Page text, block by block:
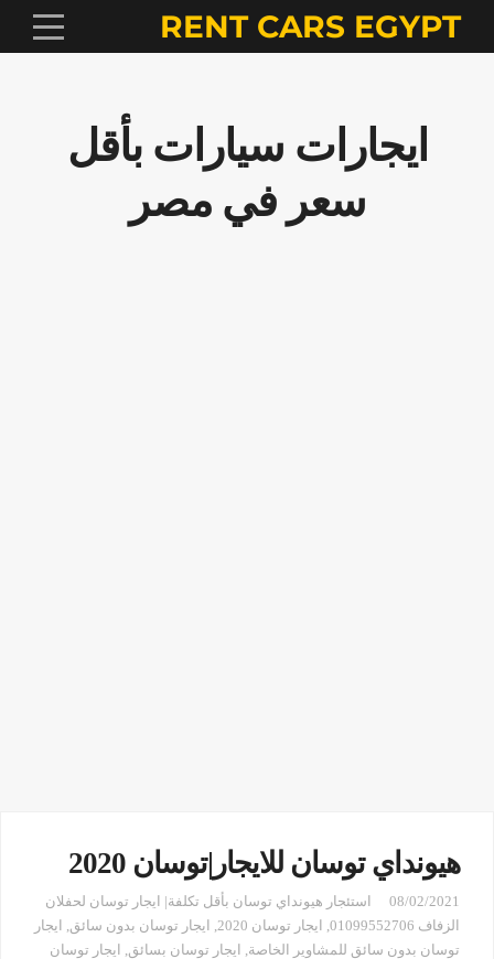
RENT CARS EGYPT
ايجارات سيارات بأقل
سعر في مصر
هيونداي توسان للايجار|توسان 2020
08/02/2021
استئجار هيونداي توسان بأقل تكلفة| ايجار توسان لحفلان
الزفاف 01099552706
, ايجار توسان 2020 , ايجار توسان بدون سائق, ايجار
توسان بدون سائق للمشاوير الخاصة, ايجار توسان بسائق, ايجار توسان